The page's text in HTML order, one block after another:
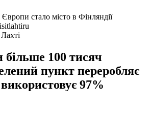
більше 100 тисяч
пункт переробляє
97%